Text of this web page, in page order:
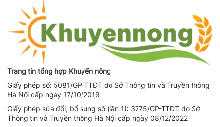
Trang tin tổng hợp Khuyến nông
Giấy phép số: 5081/GP-TTĐT do Sở Thông tin và Truyền thông
Hà Nội cấp ngày 17/10/2019
Giấy phép sửa đổi, bổ sung số (lần 1): 3775/GP-TTĐT do Sở
Thông tin và Truyền thông Hà Nội cấp ngày 08/12/2022